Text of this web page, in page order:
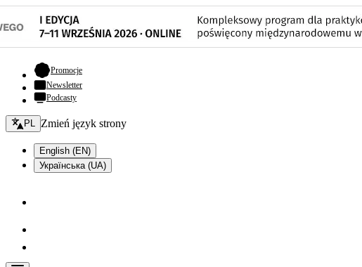
Promocje- otwiera się w nowej karcie
Newsletter
Podcasty
Zmień język - bieżący:
PL Zmień język strony
English (EN)
Українська (UA)